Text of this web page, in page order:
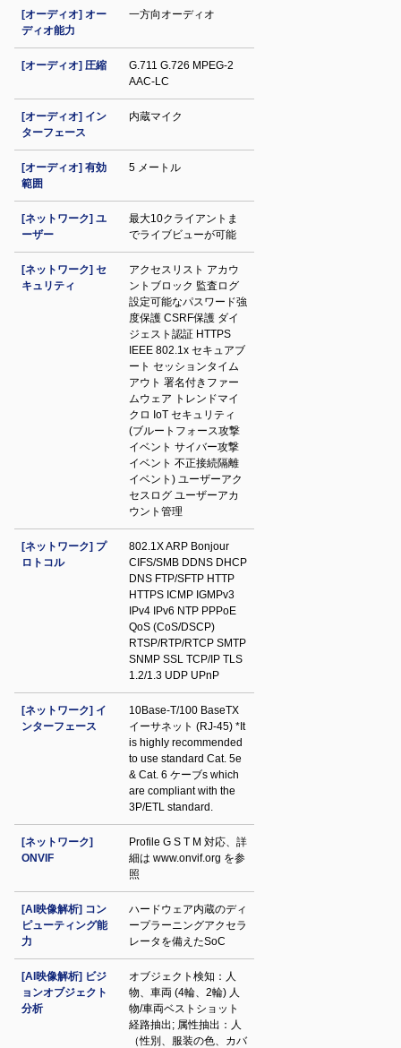
[オーディオ] オー
ディオ能力
一方向オーディオ
[オーディオ] 圧縮
G.711 G.726 MPEG-2
AAC-LC
[オーディオ] イン
ターフェース
内蔵マイク
[オーディオ] 有効
範囲
5 メートル
[ネットワーク] ユ
ーザー
最大10クライアントま
でライブビューが可能
[ネットワーク] セ
キュリティ
アクセスリスト アカウ
ントブロック 監査ログ
設定可能なパスワード強
度保護 CSRF保護 ダイ
ジェスト認証 HTTPS
IEEE 802.1x セキュアブ
ート セッションタイム
アウト 署名付きファー
ムウェア トレンドマイ
クロ IoT セキュリティ
(ブルートフォース攻撃
イベント サイバー攻撃
イベント 不正接続隔離
イベント) ユーザーアク
セスログ ユーザーアカ
ウント管理
[ネットワーク] プ
ロトコル
802.1X ARP Bonjour
CIFS/SMB DDNS DHCP
DNS FTP/SFTP HTTP
HTTPS ICMP IGMPv3
IPv4 IPv6 NTP PPPoE
QoS (CoS/DSCP)
RTSP/RTP/RTCP SMTP
SNMP SSL TCP/IP TLS
1.2/1.3 UDP UPnP
[ネットワーク] イ
ンターフェース
10Base-T/100 BaseTX
イーサネット (RJ-45) *It
is highly recommended
to use standard Cat. 5e
& Cat. 6 ケーブs which
are compliant with the
3P/ETL standard.
[ネットワーク]
ONVIF
Profile G S T M 対応、詳
細は www.onvif.org を参
照
[AI映像解析] コン
ピューティング能
力
ハードウェア内蔵のディ
ープラーニングアクセラ
レータを備えたSoC
[AI映像解析] ビジ
ョンオブジェクト
分析
オブジェクト検知：人
物、車両 (4輪、2輪) 人
物/車両ベストショット
経路抽出; 属性抽出：人
（性別、服装の色、カバ